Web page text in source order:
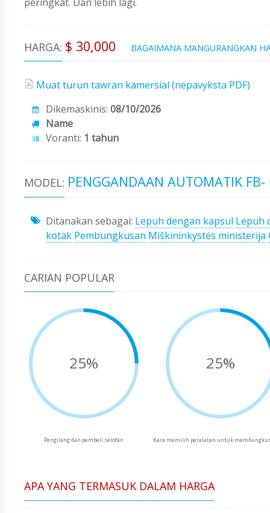
HARGA: $ 30,000 BAGAIMANA MANGURANGKAN
Muat turun tawran kamersial (nepavyksta PDF)
Dikemaskinis: 08/10/2026
Name
Voranti: 1 tahun
MODEL: PENGGANDAAN AUTOMATIK FB-
Ditanakan sebagai: Lepuh dengan kapsul Lepuh
kotak Pembungkusan Miškininkystės ministerija
CARIAN POPULAR
25%
Pengilang dan pembeli selofan
25%
Kara memilih peralatan untuk
APA YANG TERMASUK DALAM HARGA